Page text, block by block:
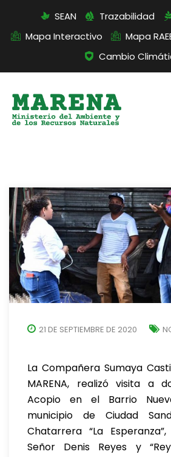
SEAN Trazabilidad
Mapa Interactivo
Mapa
Cambio
21 DE SEPTIEMBRE DE 2020
La Compañera Sumaya
MARENA, realizó visita a
Acopio en el Barrio
municipio de Ciudad
Chatarrera “La
Señor Denis Reyes y